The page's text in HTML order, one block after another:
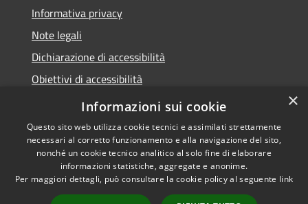
Informativa privacy
Note legali
Dichiarazione di accessibilità
Obiettivi di accessibilità
Piano di miglioramento
Accessibilità
Copyright © 2026 • Comune di
Nembro • Powered by
×
Informazioni sui cookie
Questo sito web utilizza cookie tecnici e assimilati strettamente
necessari al corretto funzionamento e alla navigazione del sito,
nonché un cookie tecnico analitico al solo fine di elaborare
informazioni statistiche, aggregate e anonime.
Per maggiori dettagli, può consultare la cookie policy al seguente link